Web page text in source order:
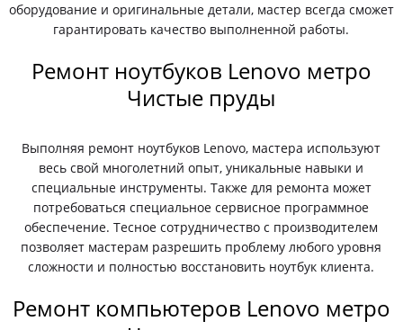
оборудование и оригинальные детали, мастер всегда сможет
гарантировать качество выполненной работы.
Ремонт ноутбуков Lenovo метро
Чистые пруды
Выполняя ремонт ноутбуков Lenovo, мастера используют
весь свой многолетний опыт, уникальные навыки и
специальные инструменты. Также для ремонта может
потребоваться специальное сервисное программное
обеспечение. Тесное сотрудничество с производителем
позволяет мастерам разрешить проблему любого уровня
сложности и полностью восстановить ноутбук клиента.
Ремонт компьютеров Lenovo метро